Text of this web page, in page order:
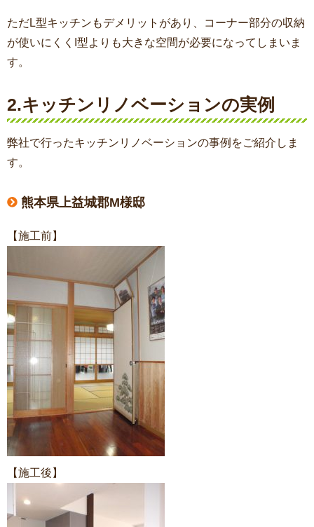
ただL型キッチンもデメリットがあり、コーナー部分の収納
が使いにくくI型よりも大きな空間が必要になってしまいま
す。
2.キッチンリノベーションの実例
弊社で行ったキッチンリノベーションの事例をご紹介しま
す。
熊本県上益城郡M様邸
【施工前】
【施工後】